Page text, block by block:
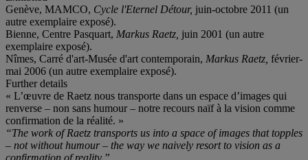
Genève, MAMCO, Cycle l'Eternel Détour, juin-octobre 2011 (un
autre exemplaire exposé).
Bienne, Centre Pasquart, Markus Raetz, juin 2001 (un autre
exemplaire exposé).
Nîmes, Carré d'art-Musée d'art contemporain, Markus Raetz, février-
mai 2006 (un autre exemplaire exposé).
Further details
« L’œuvre de Raetz nous transporte dans un espace d’images qui
renverse – non sans humour – notre recours naïf à la vision comme
confirmation de la réalité. »
“The work of Raetz transports us into a space of images that topples
– not without humour – the way we naively resort to vision as a
confirmation of reality.”